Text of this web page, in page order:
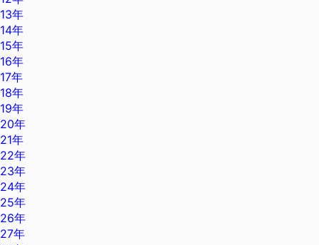
13年
14年
15年
16年
17年
18年
19年
20年
21年
22年
23年
24年
25年
26年
27年